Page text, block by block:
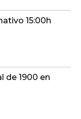
15:00h
de 1900 en